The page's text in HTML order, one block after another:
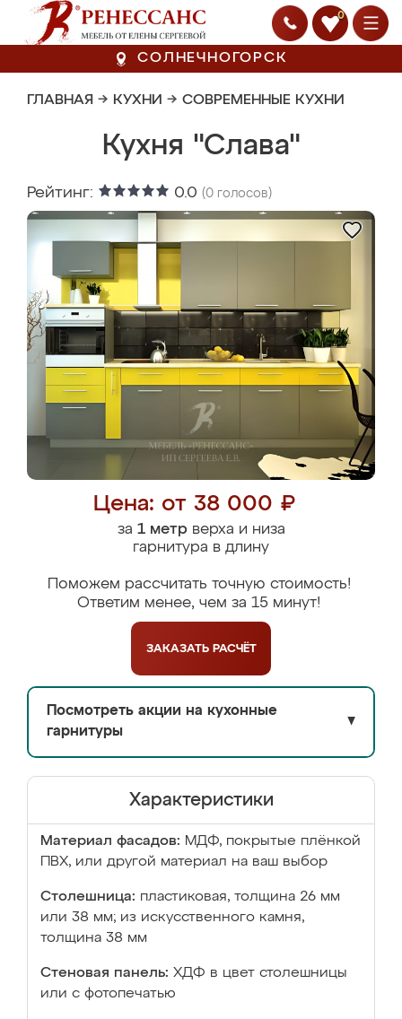
0
СОЛНЕЧНОГОРСК
ГЛАВНАЯ → КУХНИ → СОВРЕМЕННЫЕ КУХНИ
Кухня "Слава"
Рейтинг: 0.0 (0 голосов)
Цена: от 38 000 ₽
за 1 метрверха и низа
гарнитура в длину
Поможем рассчитать точную стоимость!
Ответим менее, чем за 15 минут!
ЗАКАЗАТЬ РАСЧЁТ
Посмотреть акции на кухонные
гарнитуры
▼
Характеристики
Материал фасадов: МДФ, покрытые плёнкой
ПВХ, или другой материал на ваш выбор
Столешница: пластиковая, толщина 26 мм
или 38 мм; из искусственного камня,
толщина 38 мм
Стеновая панель: ХДФ в цвет столешницы
или с фотопечатью